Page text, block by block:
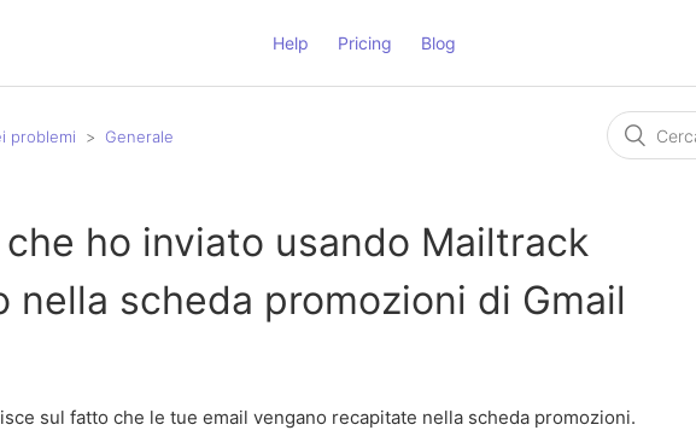
Help Pricing Blog
problemi Generale
che ho inviato usando Mailtrack
nella scheda promozioni di Gmail
sul fatto che le tue email vengano recapitate nella scheda promozioni.